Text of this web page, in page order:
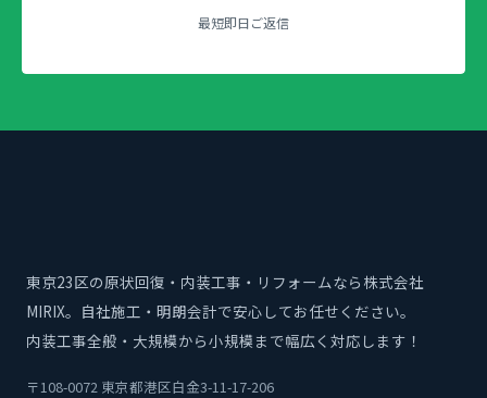
最短即日ご返信
東京23区の原状回復・内装工事・リフォームなら株式会社
MIRIX。自社施工・明朗会計で安心してお任せください。
内装工事全般・大規模から小規模まで幅広く対応します！
〒108-0072 東京都港区白金3-11-17-206